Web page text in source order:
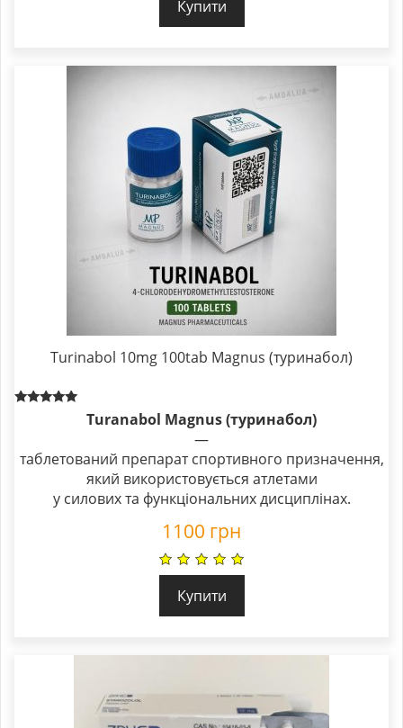
Купити
Turinabol 10mg 100tab Magnus (туринабол)
Turanabol Magnus (туринабол)
—
таблетований препарат спортивного призначення,
який використовується атлетами
у силових та функціональних дисциплінах.
1100 грн
Купити